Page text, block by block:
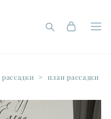
>
план рассадки